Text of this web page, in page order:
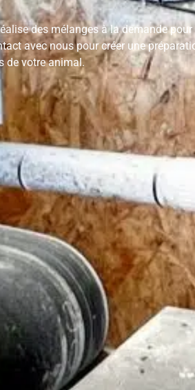
des mélanges à la demande pour
avec nous pour créer une
de votre animal.